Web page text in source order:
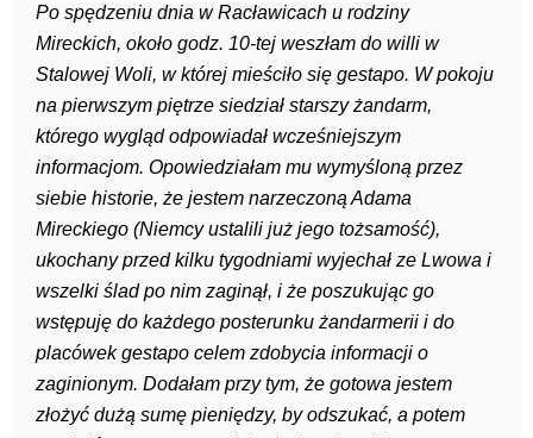
Po spędzeniu dnia w Racławicach u rodziny
Mireckich, około godz. 10-tej weszłam do willi w
Stalowej Woli, w której mieściło się gestapo. W pokoju
na pierwszym piętrze siedział starszy żandarm,
którego wygląd odpowiadał wcześniejszym
informacjom. Opowiedziałam mu wymyśloną przez
siebie historie, że jestem narzeczoną Adama
Mireckiego (Niemcy ustalili już jego tożsamość),
ukochany przed kilku tygodniami wyjechał ze Lwowa i
wszelki ślad po nim zaginął, i że poszukując go
wstępuję do każdego posterunku żandarmerii i do
placówek gestapo celem zdobycia informacji o
zaginionym. Dodałam przy tym, że gotowa jestem
złożyć dużą sumę pieniędzy, by odszukać, a potem